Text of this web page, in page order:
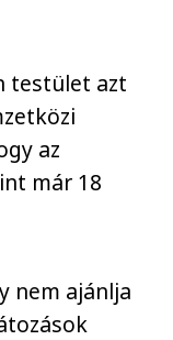
testület azt
az
már 18
nem ajánlja